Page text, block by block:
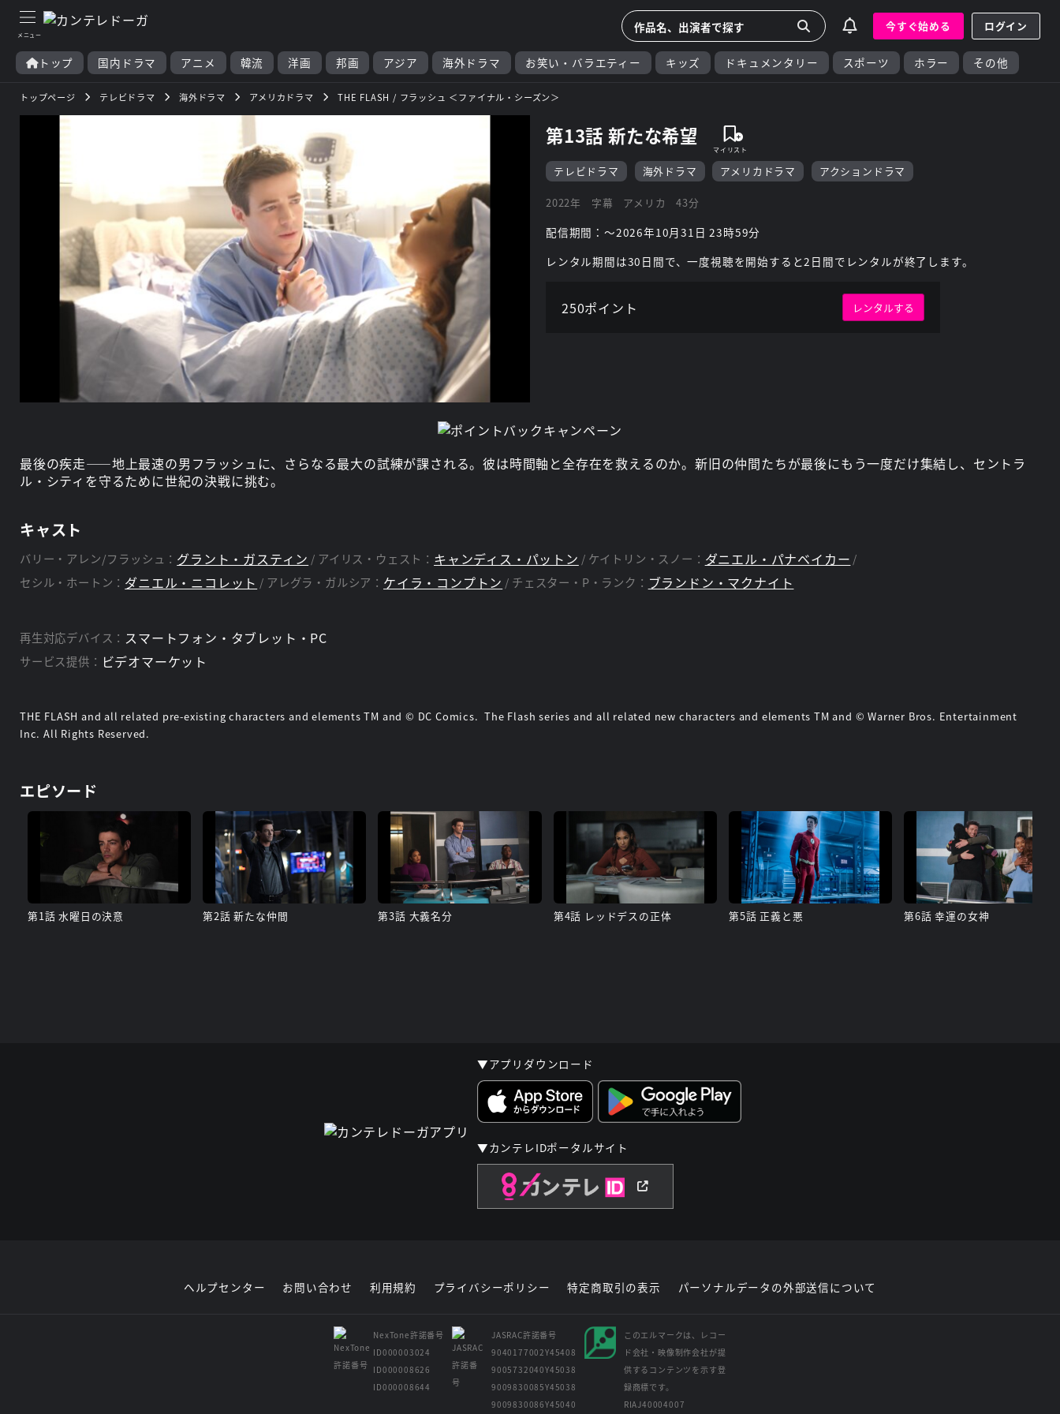
今すぐ始める ログイン
トップ 国内ドラマ アニメ 韓流 洋画 邦画 アジア 海外ドラマ お笑い・バラエティー キッズ ドキュメンタリー スポーツ ホラー その他
トップページ テレビドラマ 海外ドラマ アメリカドラマ THE FLASH / フラッシュ ＜ファイナル・シーズン＞
第13話 新たな希望
テレビドラマ 海外ドラマ アメリカドラマ アクションドラマ
2022年 字幕 アメリカ 43分
配信期間：～2026年10月31日 23時59分
レンタル期間は30日間で、一度視聴を開始すると2日間でレンタルが終了します。
250ポイント レンタルする
最後の疾走――地上最速の男フラッシュに、さらなる最大の試練が課される。彼は時間軸と全存在を救えるのか。新旧の仲間たちが最後にもう一度だけ集結し、セントラ
ル・シティを守るために世紀の決戦に挑む。
キャスト
バリー・アレン/フラッシュ： グラント・ガスティン アイリス・ウェスト： キャンディス・パットン ケイトリン・スノー： ダニエル・パナベイカー
セシル・ホートン： ダニエル・ニコレット アレグラ・ガルシア： ケイラ・コンプトン チェスター・P・ランク： ブランドン・マクナイト
再生対応デバイス： スマートフォン・タブレット・PC
サービス提供： ビデオマーケット
THE FLASH and all related pre-existing characters and elements TM and © DC Comics. The Flash series and all related new characters and elements TM and © Warner Bros. Entertainment
Inc. All Rights Reserved.
エピソード
第1話 水曜日の決意 第2話 新たな仲間 第3話 大義名分 第4話 レッドデスの正体 第5話 正義と悪 第6話 幸運の女神
▼アプリダウンロード
▼カンテレIDポータルサイト
ヘルプセンター お問い合わせ 利用規約 プライバシーポリシー 特定商取引の表示 パーソナルデータの外部送信について
NexTone許諾番号
ID000003024
ID000008626
ID000008644
JASRAC許諾番号
9040177002Y45408
9005732040Y45038
9009830085Y45038
9009830086Y45040
このエルマークは、レコー
ド会社・映像制作会社が提
供するコンテンツを示す登
録商標です。
RIAJ40004007